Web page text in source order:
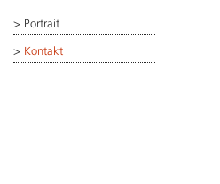
> Portrait
> Kontakt